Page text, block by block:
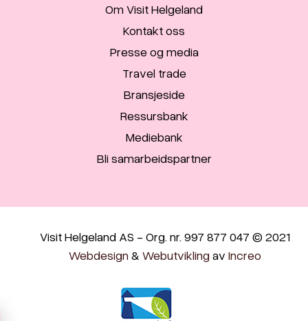
Om Visit Helgeland
Kontakt oss
Presse og media
Travel trade
Bransjeside
Ressursbank
Mediebank
Bli samarbeidspartner
Visit Helgeland AS - Org. nr. 997 877 047 © 2021
Webdesign & Webutvikling av Increo